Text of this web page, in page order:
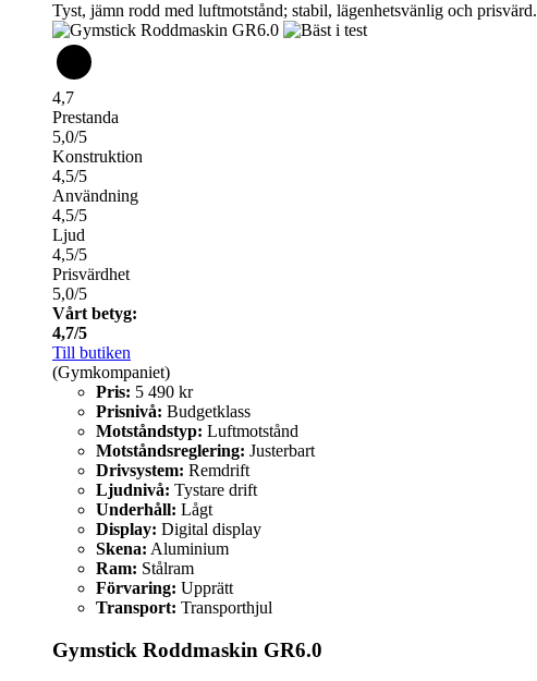
Tyst, jämn rodd med luftmotstånd; stabil, lägenhetsvänlig och prisvärd.
4,7
Prestanda
5,0/5
Konstruktion
4,5/5
Användning
4,5/5
Ljud
4,5/5
Prisvärdhet
5,0/5
Vårt betyg:
4,7/5
Till butiken
(Gymkompaniet)
Pris: 5 490 kr
Prisnivå: Budgetklass
Motståndstyp: Luftmotstånd
Motståndsreglering: Justerbart
Drivsystem: Remdrift
Ljudnivå: Tystare drift
Underhåll: Lågt
Display: Digital display
Skena: Aluminium
Ram: Stålram
Förvaring: Upprätt
Transport: Transporthjul
Gymstick Roddmaskin GR6.0